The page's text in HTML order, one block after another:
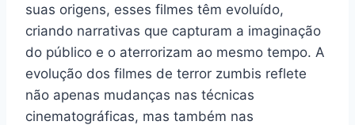
suas origens, esses filmes têm evoluído,
criando narrativas que capturam a imaginação
do público e o aterrorizam ao mesmo tempo. A
evolução dos filmes de terror zumbis reflete
não apenas mudanças nas técnicas
cinematográficas, mas também nas